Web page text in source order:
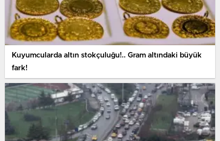
Kuyumcularda altın stokçuluğu!.. Gram altındaki büyük
fark!